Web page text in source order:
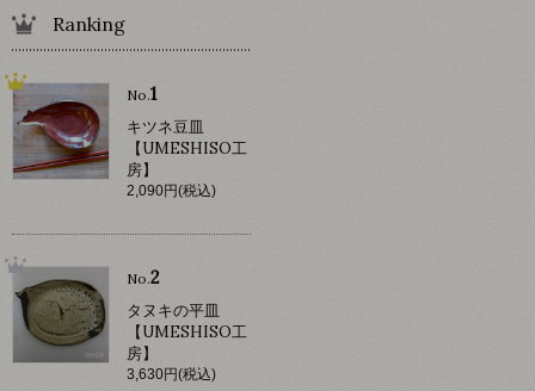
Ranking
No.1
キツネ豆皿
【UMESHISO工
房】
2,090円(税込)
No.2
タヌキの平皿
【UMESHISO工
房】
3,630円(税込)